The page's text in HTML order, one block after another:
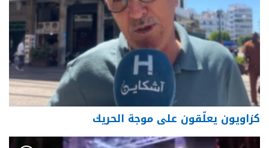
كزاويون يعلّقون على موجة الحريك